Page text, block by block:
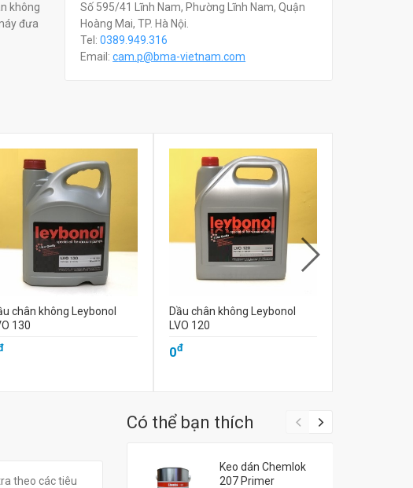
không
đưa
Số 595/41 Lĩnh Nam, Phường Lĩnh Nam, Quận
Hoàng Mai, TP. Hà Nội.
Tel:0389.949.316
Email:cam.p@bma-vietnam.com
chân không Leybonol
130
Dầu chân không Leybonol
LVO 120
0đ
theo các tiêu
Có thể bạn thích
Keo dán Chemlok
207 Primer